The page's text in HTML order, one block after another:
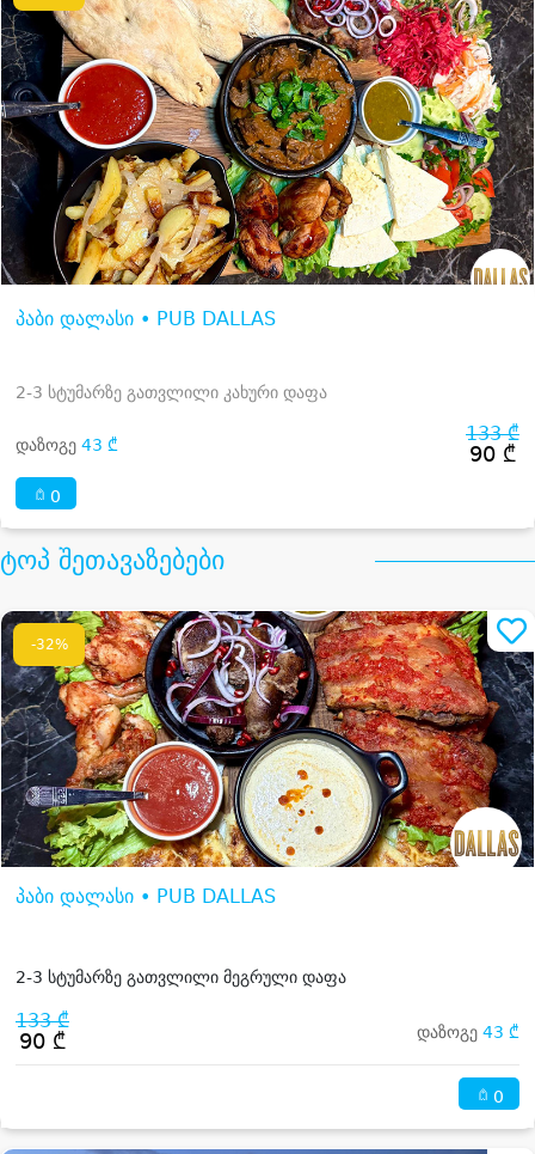
პაბი დალასი • PUB DALLAS
2-3 სტუმარზე გათვლილი კახური დაფა
დაზოგე 43 ₾ 133 ₾
90 ₾
0
ტოპ შეთავაზებები
-32%
პაბი დალასი • PUB DALLAS
2-3 სტუმარზე გათვლილი მეგრული დაფა
133 ₾
90 ₾ დაზოგე 43 ₾
0